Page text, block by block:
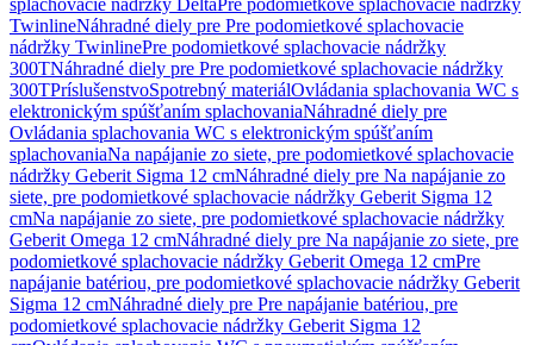
splachovacie nádržky DeltaPre podomietkové splachovacie nádržky
TwinlineNáhradné diely pre Pre podomietkové splachovacie
nádržky TwinlinePre podomietkové splachovacie nádržky
300TNáhradné diely pre Pre podomietkové splachovacie nádržky
300TPríslušenstvoSpotrebný materiálOvládania splachovania WC s
elektronickým spúšťaním splachovaniaNáhradné diely pre
Ovládania splachovania WC s elektronickým spúšťaním
splachovaniaNa napájanie zo siete, pre podomietkové splachovacie
nádržky Geberit Sigma 12 cmNáhradné diely pre Na napájanie zo
siete, pre podomietkové splachovacie nádržky Geberit Sigma 12
cmNa napájanie zo siete, pre podomietkové splachovacie nádržky
Geberit Omega 12 cmNáhradné diely pre Na napájanie zo siete, pre
podomietkové splachovacie nádržky Geberit Omega 12 cmPre
napájanie batériou, pre podomietkové splachovacie nádržky Geberit
Sigma 12 cmNáhradné diely pre Pre napájanie batériou, pre
podomietkové splachovacie nádržky Geberit Sigma 12